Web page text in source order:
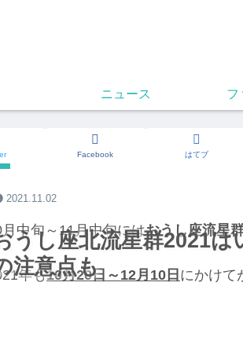
ニュース フ
うし座北流星群2021は
注意点も
Facebook はてブ
2021.11.02
中旬～11月中旬にはおうし座流星
年も10月20日～12月10日 にかけて